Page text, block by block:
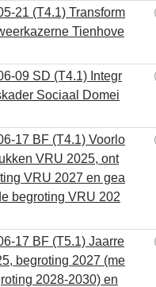
21 (T4.1) Transform
Tienhove
09 SD (T4.1) Integr
Sociaal Domei
17 BF (T4.1) Voorlo
VRU 2025, ont
VRU 2027 en gea
begroting VRU 202
17 BF (T5.1) Jaarre
begroting 2027 (me
2028-2030) en